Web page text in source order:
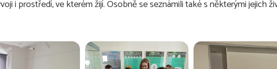
i prostředí, ve kterém žijí. Osobně se seznámili také s některými jejich